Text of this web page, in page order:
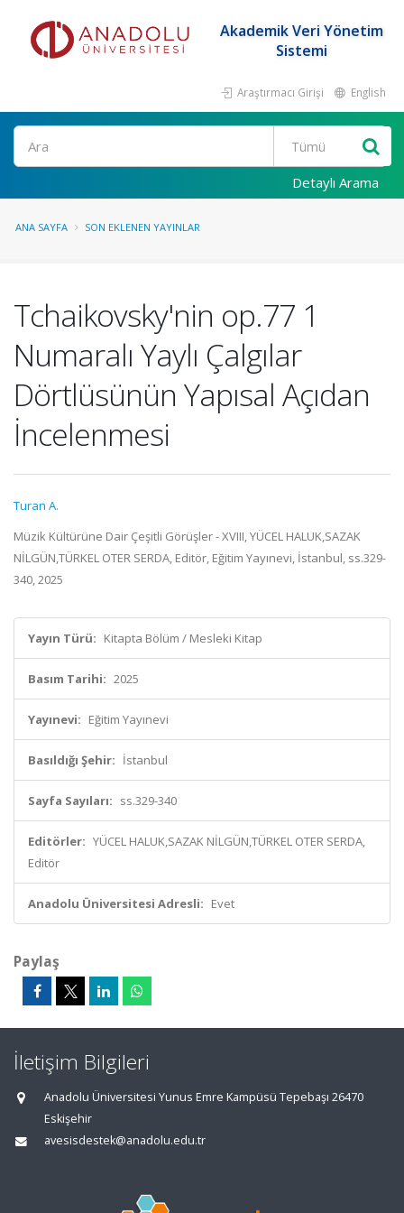
Akademik Veri Yönetim
Sistemi
Araştırmacı Girişi English
Ara
Detaylı Arama
ANA SAYFA SON EKLENEN YAYINLAR
Tchaikovsky'nin op.77 1
Numaralı Yaylı Çalgılar
Dörtlüsünün Yapısal Açıdan
İncelenmesi
Turan A.
Müzik Kültürüne Dair Çeşitli Görüşler - XVIII, YÜCEL HALUK,SAZAK
NİLGÜN,TÜRKEL OTER SERDA, Editör, Eğitim Yayınevi, İstanbul, ss.329-
340, 2025
Yayın Türü: Kitapta Bölüm / Mesleki Kitap
Basım Tarihi: 2025
Yayınevi: Eğitim Yayınevi
Basıldığı Şehir: İstanbul
Sayfa Sayıları: ss.329-340
Editörler: YÜCEL HALUK,SAZAK NİLGÜN,TÜRKEL OTER SERDA,
Editör
Anadolu Üniversitesi Adresli: Evet
Paylaş
İletişim Bilgileri
Anadolu Üniversitesi Yunus Emre Kampüsü Tepebaşı 26470
Eskişehir
avesisdestek@anadolu.edu.tr